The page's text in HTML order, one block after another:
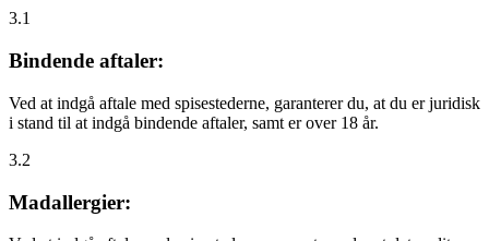
3.1
Bindende aftaler:
Ved at indgå aftale med spisestederne, garanterer du, at du er juridisk
i stand til at indgå bindende aftaler, samt er over 18 år.
3.2
Madallergier: